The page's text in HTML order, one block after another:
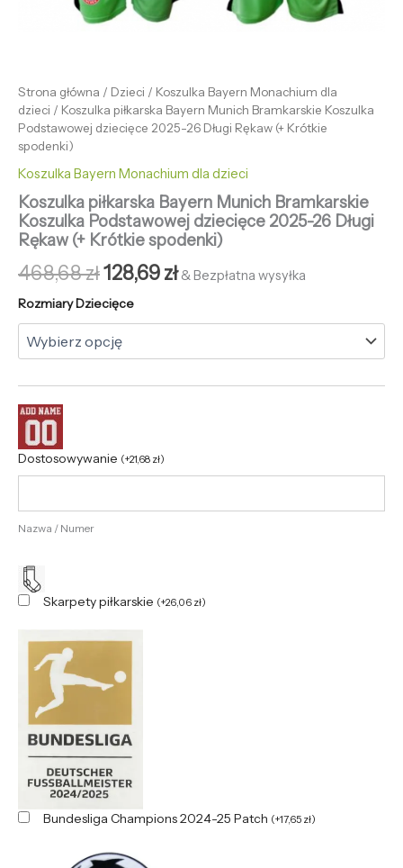
Strona główna / Dzieci / Koszulka Bayern Monachium dla
dzieci / Koszulka piłkarska Bayern Munich Bramkarskie Koszulka
Podstawowej dziecięce 2025-26 Długi Rękaw (+ Krótkie
spodenki)
Koszulka Bayern Monachium dla dzieci
Koszulka piłkarska Bayern Munich Bramkarskie
Koszulka Podstawowej dziecięce 2025-26 Długi
Rękaw (+ Krótkie spodenki)
468,68zł128,69zł & Bezpłatna wysyłka
Rozmiary Dziecięce
Dostosowywanie (+21,68 zł)
Nazwa / Numer
Skarpety piłkarskie (+26,06 zł)
Bundesliga Champions 2024-25 Patch (+17,65 zł)